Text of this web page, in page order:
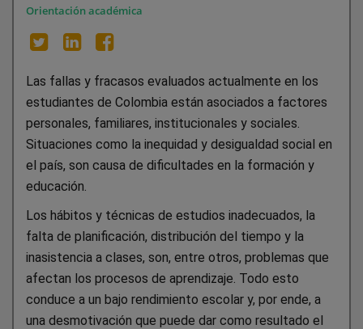
Orientación académica
Las fallas y fracasos evaluados actualmente en los
estudiantes de Colombia están asociados a factores
personales, familiares, institucionales y sociales.
Situaciones como la inequidad y desigualdad social en
el país, son causa de dificultades en la formación y
educación.
Los hábitos y técnicas de estudios inadecuados, la
falta de planificación, distribución del tiempo y la
inasistencia a clases, son, entre otros, problemas que
afectan los procesos de aprendizaje. Todo esto
conduce a un bajo rendimiento escolar y, por ende, a
una desmotivación que puede dar como resultado el